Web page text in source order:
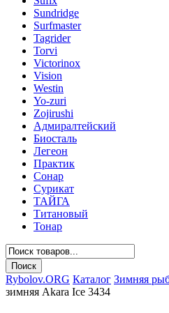
Sundridge
Surfmaster
Tagrider
Torvi
Victorinox
Vision
Westin
Yo-zuri
Zojirushi
Адмиралтейский
Биосталь
Легеон
Практик
Сонар
Сурикат
ТАЙГА
Титановый
Тонар
Rybolov.ORG Каталог Зимняя
зимняя Akara Ice 3434